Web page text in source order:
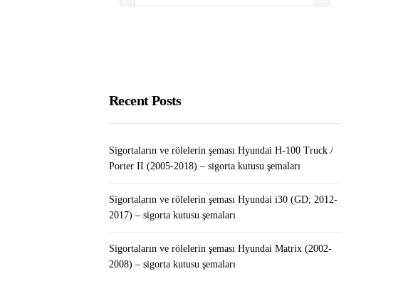
sigorta kutusu şemaları
Gerekli Evraklar
Recent Posts
Sigortaların ve rölelerin şeması Hyundai H-100 Truck /
Porter II (2005-2018) – sigorta kutusu şemaları
Sigortaların ve rölelerin şeması Hyundai i30 (GD; 2012-
2017) – sigorta kutusu şemaları
Sigortaların ve rölelerin şeması Hyundai Matrix (2002-
2008) – sigorta kutusu şemaları